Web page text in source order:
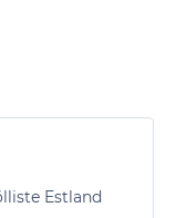
Estland